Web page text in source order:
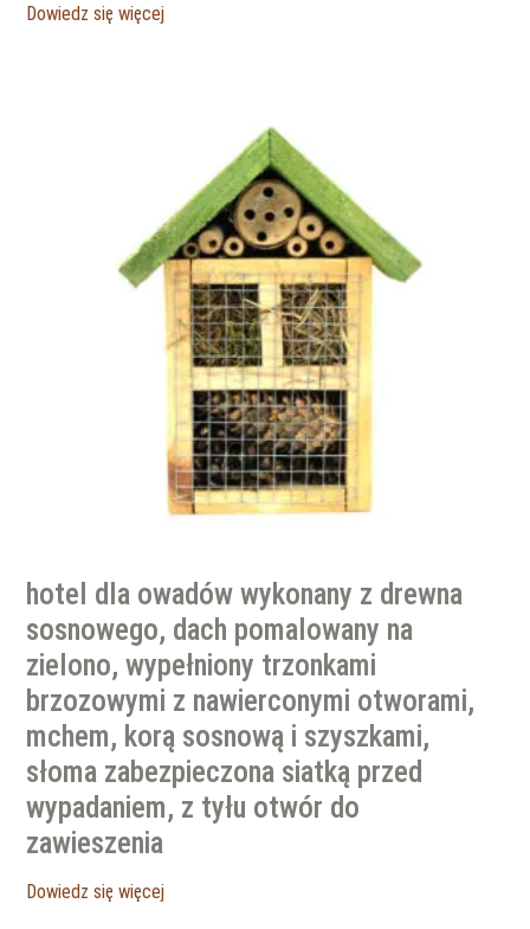
Dowiedz się więcej
hotel dla owadów wykonany z drewna
sosnowego, dach pomalowany na
zielono, wypełniony trzonkami
brzozowymi z nawierconymi otworami,
mchem, korą sosnową i szyszkami,
słoma zabezpieczona siatką przed
wypadaniem, z tyłu otwór do
zawieszenia
Dowiedz się więcej